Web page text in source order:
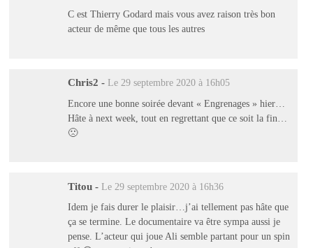
C est Thierry Godard mais vous avez raison très bon
acteur de même que tous les autres
Chris2 - Le 29 septembre 2020 à 16h05
Encore une bonne soirée devant « Engrenages » hier…
Hâte à next week, tout en regrettant que ce soit la fin…
🙁
Titou - Le 29 septembre 2020 à 16h36
Idem je fais durer le plaisir…j’ai tellement pas hâte que
ça se termine. Le documentaire va être sympa aussi je
pense. L’acteur qui joue Ali semble partant pour un spin